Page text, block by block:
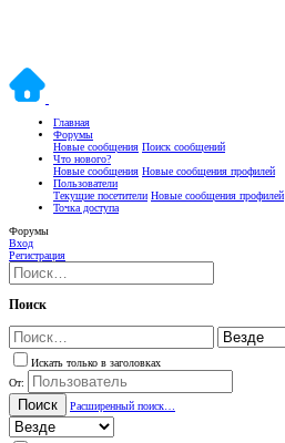
Главная
Форумы
Новые сообщения Поиск сообщений
Что нового?
Новые сообщения Новые сообщения профилей
Пользователи
Текущие посетители Новые сообщения профилей
Точка доступа
Форумы
Вход
Регистрация
Поиск
Искать только в заголовках
От:
Поиск Расширенный поиск…